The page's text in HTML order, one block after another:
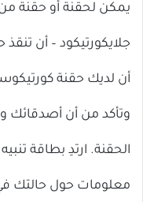
يمكن لحقنة أو حقنة من
جلايكورتيكود – أن
أن لديك حقنة
وتأكد من أن أصدقائك
الحقنة. ارتدِ بطاقة
معلومات حول حالتك